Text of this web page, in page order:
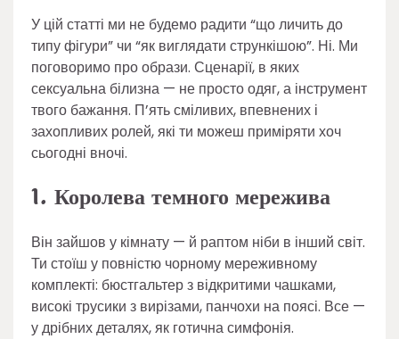
У цій статті ми не будемо радити “що личить до
типу фігури” чи “як виглядати стрункішою”. Ні. Ми
поговоримо про образи. Сценарії, в яких
сексуальна білизна — не просто одяг, а інструмент
твого бажання. П’ять сміливих, впевнених і
захопливих ролей, які ти можеш приміряти хоч
сьогодні вночі.
1. Королева темного мережива
Він зайшов у кімнату — й раптом ніби в інший світ.
Ти стоїш у повністю чорному мереживному
комплекті: бюстгальтер з відкритими чашками,
високі трусики з вирізами, панчохи на поясі. Все —
у дрібних деталях, як готична симфонія.